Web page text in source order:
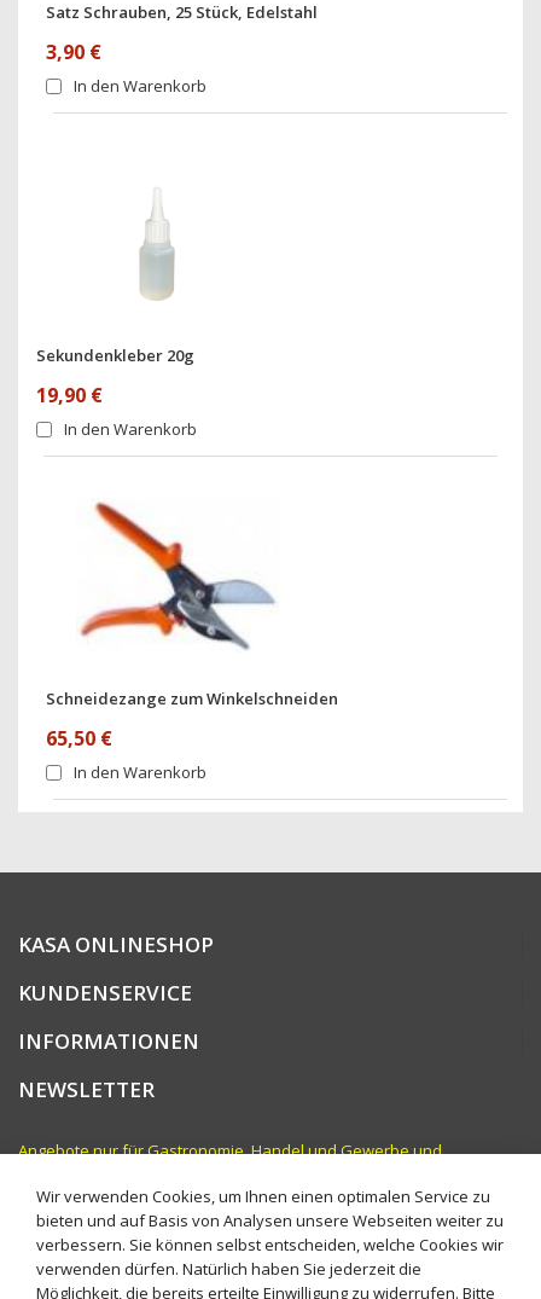
Satz Schrauben, 25 Stück, Edelstahl
3,90 €
In den Warenkorb
Sekundenkleber 20g
19,90 €
In den Warenkorb
Schneidezange zum Winkelschneiden
65,50 €
In den Warenkorb
KASA ONLINESHOP
KUNDENSERVICE
INFORMATIONEN
NEWSLETTER
Angebote nur für Gastronomie, Handel und Gewerbe und
Wir verwenden Cookies, um Ihnen einen optimalen Service zu
bieten und auf Basis von Analysen unsere Webseiten weiter zu
verbessern. Sie können selbst entscheiden, welche Cookies wir
verwenden dürfen. Natürlich haben Sie jederzeit die
Möglichkeit, die bereits erteilte Einwilligung zu widerrufen. Bitte